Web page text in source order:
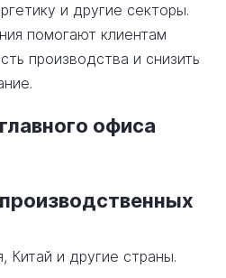
и другие секторы.
помогают клиентам
производства и снизить
офиса
Китай и другие страны.